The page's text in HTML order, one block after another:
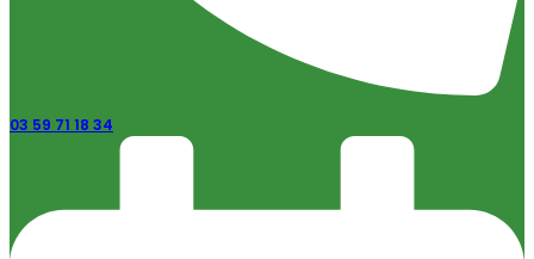
03 59 71 18 34